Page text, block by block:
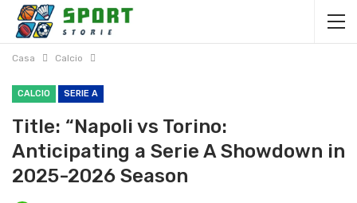
Casa Calcio
CALCIO SERIE A
Title: “Napoli vs Torino:
Anticipating a Serie A Showdown in
2025-2026 Season